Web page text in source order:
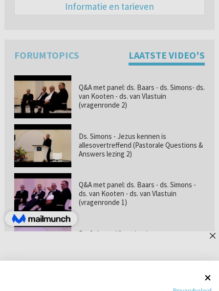
Informatie en tarieven
FORUMTOPICS LAATSTE VIDEO'S
Q&A met panel: ds. Baars - ds. Simons- ds.
van Kooten - ds. van Vlastuin
(vragenronde 2)
Ds. Simons - Jezus kennen is
allesovertreffend (Pastorale Questions &
Answers lezing 2)
Q&A met panel: ds. Baars - ds. Simons -
ds. van Kooten - ds. van Vlastuin
(vragenronde 1)
Prof. dr. van Vlastuin - Is